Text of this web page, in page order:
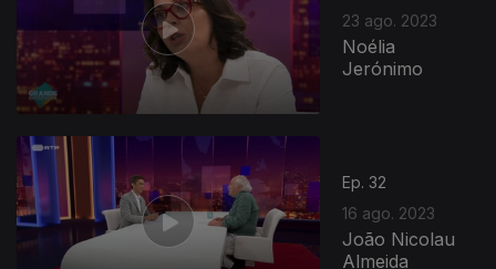
23 ago. 2023
Noélia
Jerónimo
Ep. 32
16 ago. 2023
João Nicolau
Almeida